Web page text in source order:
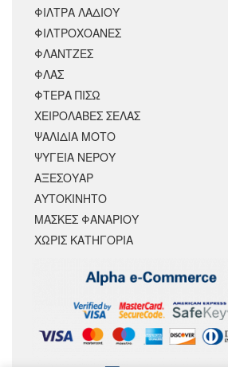
ΦΙΛΤΡΑ ΛΑΔΙΟΥ
ΦΙΛΤΡΟΧΟΑΝΕΣ
ΦΛΑΝΤΖΕΣ
ΦΛΑΣ
ΦΤΕΡΑ ΠΙΣΩ
ΧΕΙΡΟΛΑΒΕΣ ΣΕΛΑΣ
ΨΑΛΙΔΙΑ ΜΟΤΟ
ΨΥΓΕΙΑ ΝΕΡΟΥ
ΑΞΕΣΟΥΆΡ
ΑΥΤΟΚΙΝΗΤΟ
ΜΑΣΚΕΣ ΦΑΝΑΡΙΟΥ
ΧΩΡΊΣ ΚΑΤΗΓΟΡΊΑ